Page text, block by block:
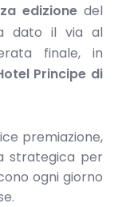
edizionedel
dato il via al
finale, in
Principe di
premiazione,
strategica per
ogni giorno